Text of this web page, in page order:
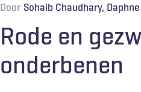
Door Sohaib Chaudhary
Rode en
onderbenen